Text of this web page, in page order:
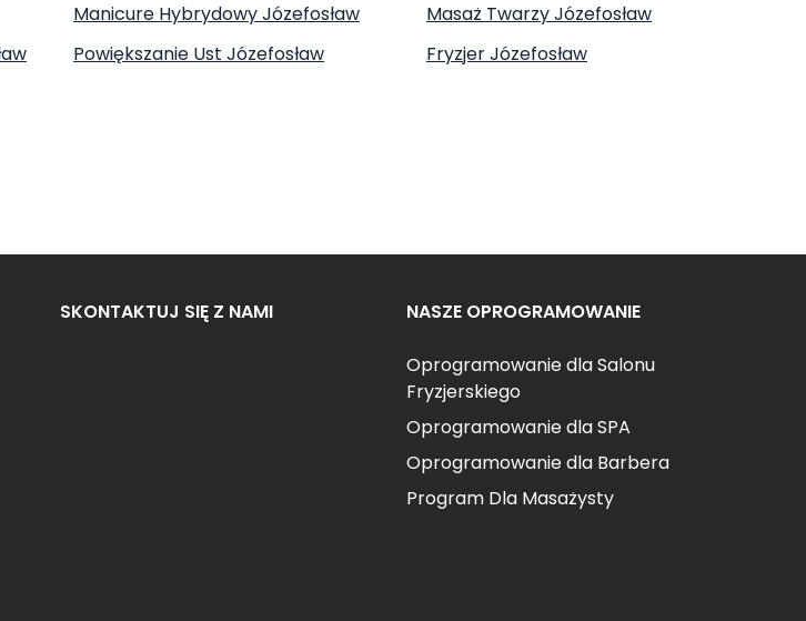
Manicure Hybrydowy Józefosław
Masaż Twarzy Józefosław
Powiększanie Ust Józefosław
Fryzjer Józefosław
SKONTAKTUJ SIĘ Z NAMI NASZE OPROGRAMOWANIE
Oprogramowanie dla Salonu
Fryzjerskiego
Oprogramowanie dla SPA
Oprogramowanie dla Barbera
Program Dla Masażysty